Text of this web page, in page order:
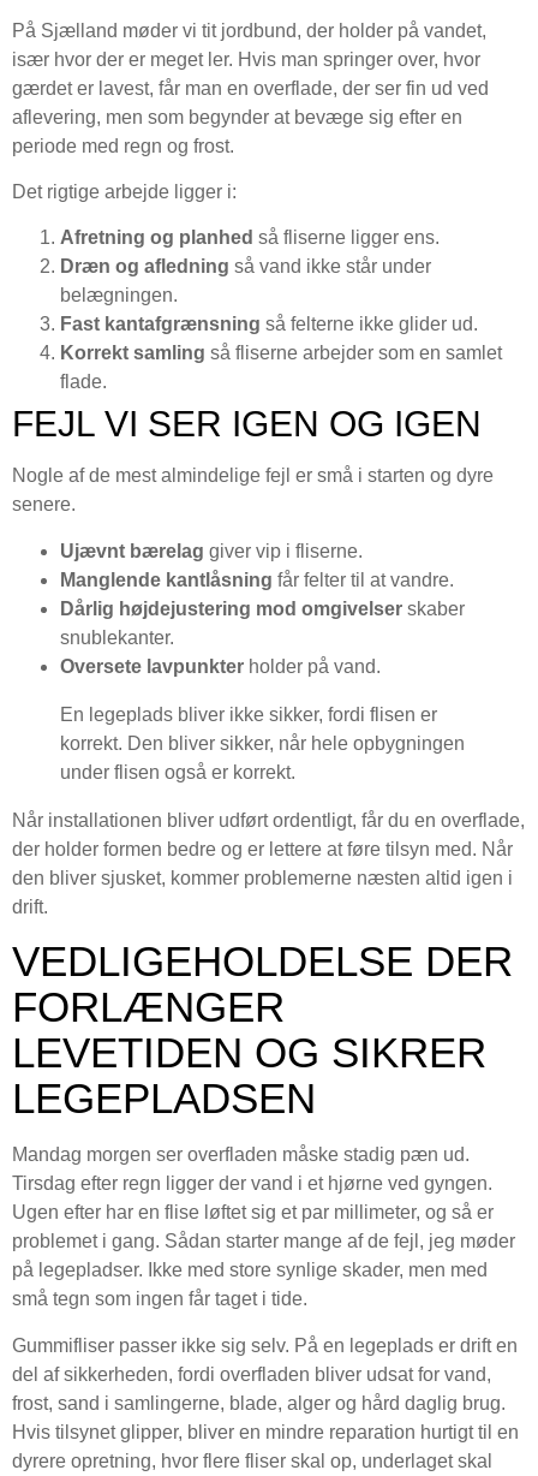
På Sjælland møder vi tit jordbund, der holder på vandet,
især hvor der er meget ler. Hvis man springer over, hvor
gærdet er lavest, får man en overflade, der ser fin ud ved
aflevering, men som begynder at bevæge sig efter en
periode med regn og frost.
Det rigtige arbejde ligger i:
Afretning og planhed så fliserne ligger ens.
Dræn og afledning så vand ikke står under
belægningen.
Fast kantafgrænsning så felterne ikke glider ud.
Korrekt samling så fliserne arbejder som en samlet
flade.
FEJL VI SER IGEN OG IGEN
Nogle af de mest almindelige fejl er små i starten og dyre
senere.
Ujævnt bærelag giver vip i fliserne.
Manglende kantlåsning får felter til at vandre.
Dårlig højdejustering mod omgivelser skaber
snublekanter.
Oversete lavpunkter holder på vand.
En legeplads bliver ikke sikker, fordi flisen er
korrekt. Den bliver sikker, når hele opbygningen
under flisen også er korrekt.
Når installationen bliver udført ordentligt, får du en overflade,
der holder formen bedre og er lettere at føre tilsyn med. Når
den bliver sjusket, kommer problemerne næsten altid igen i
drift.
VEDLIGEHOLDELSE DER
FORLÆNGER
LEVETIDEN OG SIKRER
LEGEPLADSEN
Mandag morgen ser overfladen måske stadig pæn ud.
Tirsdag efter regn ligger der vand i et hjørne ved gyngen.
Ugen efter har en flise løftet sig et par millimeter, og så er
problemet i gang. Sådan starter mange af de fejl, jeg møder
på legepladser. Ikke med store synlige skader, men med
små tegn som ingen får taget i tide.
Gummifliser passer ikke sig selv. På en legeplads er drift en
del af sikkerheden, fordi overfladen bliver udsat for vand,
frost, sand i samlingerne, blade, alger og hård daglig brug.
Hvis tilsynet glipper, bliver en mindre reparation hurtigt til en
dyrere opretning, hvor flere fliser skal op, underlaget skal